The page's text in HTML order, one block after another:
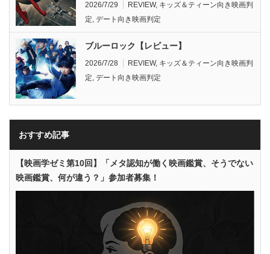
2026/7/29 REVIEW, キッズ＆ティーン向き映画判
定, デート向き映画判定
ブルーロック【レビュー】
2026/7/28 REVIEW, キッズ＆ティーン向き映画判
定, デート向き映画判定
おすすめ記事
【映画学ゼミ第10回】「メタ認知が働く映画鑑賞、そうでない
映画鑑賞、何が違う？」参加者募集！